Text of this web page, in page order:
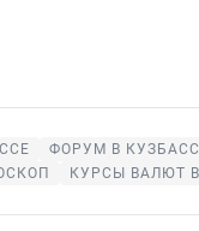
ФОРУМ В
КУРСЫ ВАЛЮТ